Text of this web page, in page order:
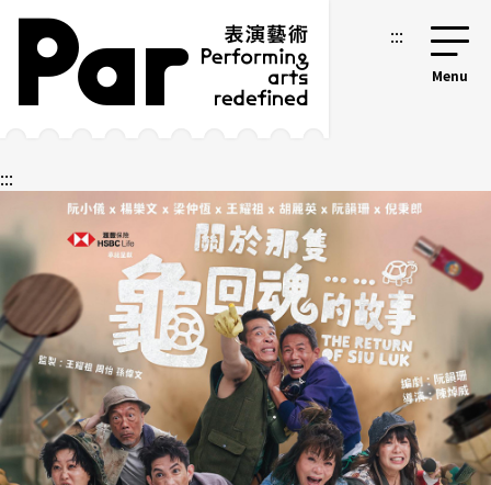
跳到主要內容區塊
網站導覽 :::
:::